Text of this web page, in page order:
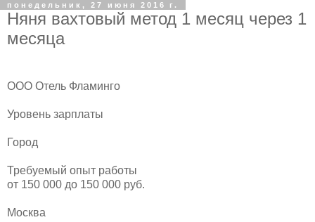
понедельник, 27 июня 2016 г.
Няня вахтовый метод 1 месяц через 1
месяца
ООО Oтель Фламинго
Уровень зарплаты
Город
Требуемый опыт работы
от 150 000 до 150 000 руб.
Москва